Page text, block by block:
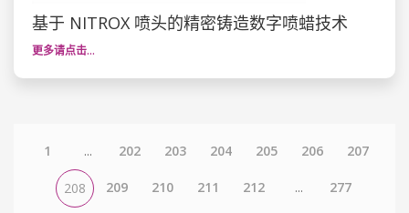
基于 NITROX 喷头的精密铸造数字喷蜡技术
更多请点击…
1 ... 202 203 204 205 206 207
208 209 210 211 212 ... 277